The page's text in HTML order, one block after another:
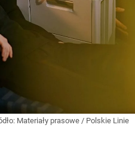
Materiały prasowe / Polskie Linie